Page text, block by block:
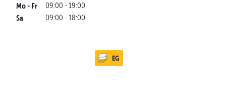
Mo - Fr
Sa
09:00 -19:00
09:00 -18:00
EG